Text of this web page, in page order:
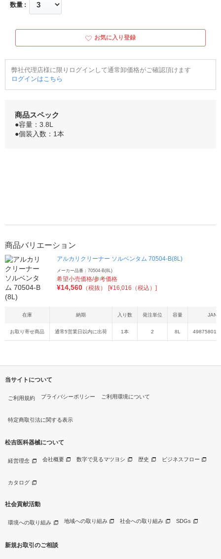
数量
お気に入り登録
弊社代理店様に限りログインして通常卸価格がご確認頂けます
ログインはこちら
商品スペック
●容量：3.8L
●個装入数：1本
商品バリエーション
アルカリクリーナー ソルベンタム 70504-B(8L)
メーカー品番：70504-B(8L)
希望小売価格/参考価格
¥14,560 （税抜） [¥16,016（税込）]
在庫 納期 入り数 発注単位 容量 JAN
お取り寄せ商品 通常5営業日以内に出荷 1本 2 8L
当サイトについて
ご利用規約 プライバシーポリシー ご利用環境について
特定商取引法に関する表示
松吉医科器械について
経営理念 会社概要 数字で見るマツヨシ 歴史 ビジネスフロー
カタログ
社会貢献活動
環境への取り組み 地域への取り組み 社会への取り組み SDGs
新規お取引のご相談